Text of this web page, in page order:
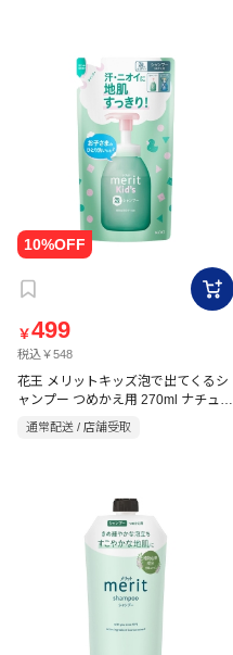
￥499
税込￥548
花王 メリットキッズ泡で出てくるシ
ャンプー つめかえ用 270ml ナチュラ
ルフローラルのやさしい香り
通常配送 / 店舗受取